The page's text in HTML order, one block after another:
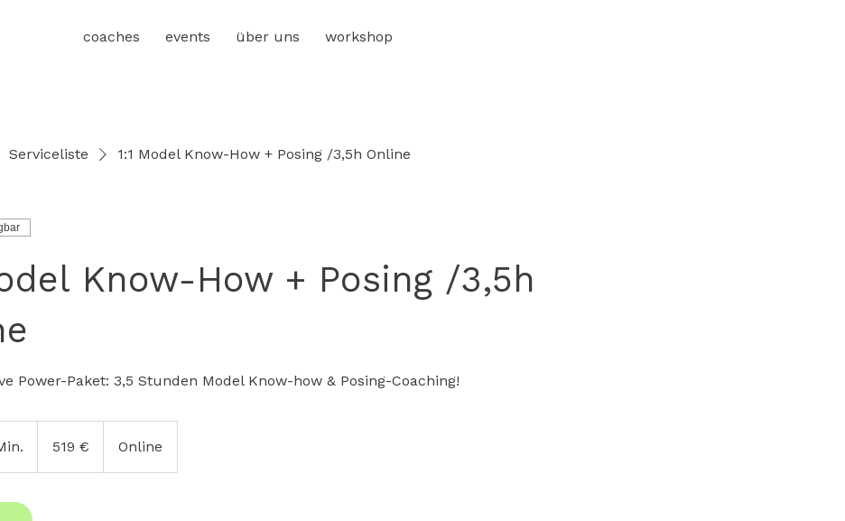
coaches events über uns workshop
Serviceliste 1:1 Model Know-How + Posing /3,5h Online
Know-How + Posing /3,5h
Power-Paket: 3,5 Stunden Model Know-how & Posing-Coaching!
d
519 € Online